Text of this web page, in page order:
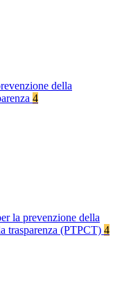
della
4
la prevenzione della
trasparenza (PTPCT) 4